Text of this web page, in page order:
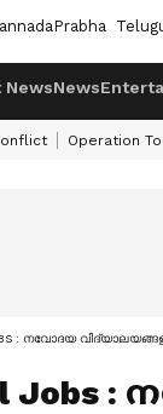
NewsNews
Operation
JOBS : നവോദയ